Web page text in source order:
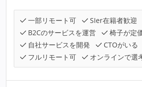
一部リモート可
SIer在籍者歓迎
B2Cのサービスを運営
椅子が定
自社サービスを開発
CTOがいる
フルリモート可
オンラインで選